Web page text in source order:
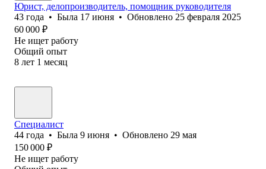
Юрист, делопроизводитель, помощник руководителя
43 года • Была 17 июня • Обновлено 25 февраля 2025
60 000 ₽
Не ищет работу
Общий опыт
8 лет 1 месяц
Специалист
44 года • Была 9 июня • Обновлено 29 мая
150 000 ₽
Не ищет работу